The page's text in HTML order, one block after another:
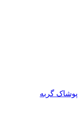
پوشاک گربه